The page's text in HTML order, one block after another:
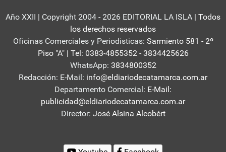
Año XXII | Copyright 2004 - 2026 EDITORIAL LA ISLA | Todos
los derechos reservados
Oficinas Comerciales y Periodisticas: Sarmiento 581 - 2º
Piso "A" | Tel: 0383-4855352 - 3834425626
WhatsApp: 3834800352
Redacción: E-Mail: info@eldiariodecatamarca.com.ar
Departamento Comercial: E-Mail:
publicidad@eldiariodecatamarca.com.ar
Director: José Alsina Alcobért